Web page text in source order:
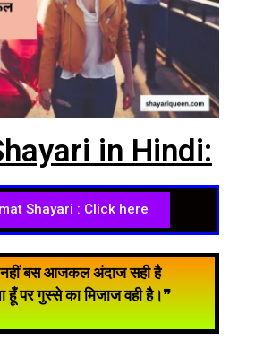
in Hindi:
Shayari : Click here
नहीं बस आजकल अंदाज सही है
हूँ पर गुस्से का मिजाज वही है।❞